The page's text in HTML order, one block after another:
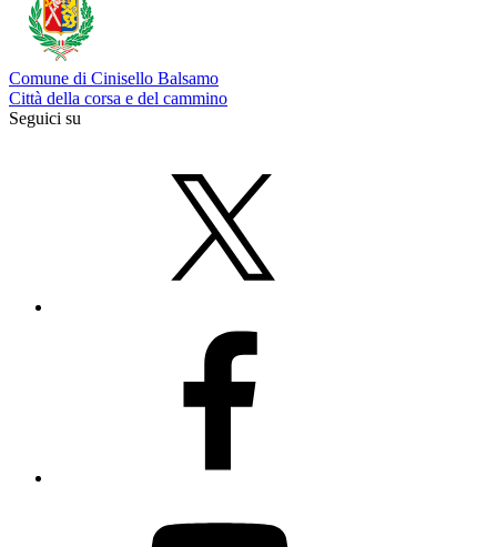
Comune di Cinisello Balsamo
Città della corsa e del cammino
Seguici su